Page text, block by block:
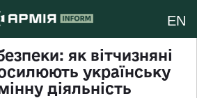
EN
як вітчизняні
українську
діяльність